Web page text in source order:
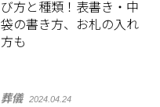
び方と種類！表書き・中
袋の書き方、お札の入れ
方も
葬儀 2024.04.24